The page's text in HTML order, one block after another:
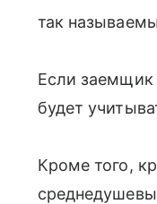
так
Если заемщик
будет
Кроме того,